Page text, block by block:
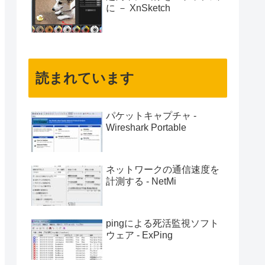
に － XnSketch
読まれています
パケットキャプチャ -
Wireshark Portable
ネットワークの通信速度を
計測する - NetMi
pingによる死活監視ソフト
ウェア - ExPing